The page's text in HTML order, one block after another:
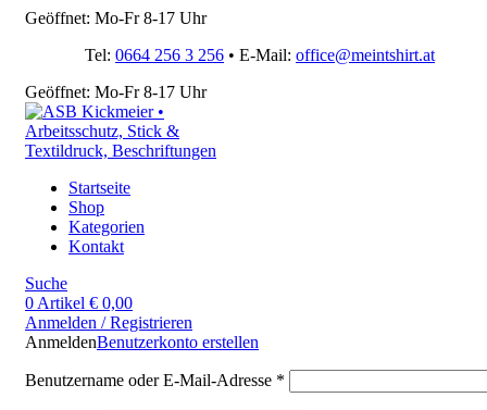
Geöffnet: Mo-Fr 8-17 Uhr
Tel: 0664 256 3 256 • E-Mail: office@meintshirt.at
Geöffnet: Mo-Fr 8-17 Uhr
Startseite
Shop
Kategorien
Kontakt
Suche
0 Artikel € 0,00
Anmelden / Registrieren
AnmeldenBenutzerkonto erstellen
Benutzername oder E-Mail-Adresse *